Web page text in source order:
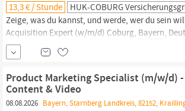
13,3 € / Stunde HUK-COBURG
Zeige, was du kannst, und werde, wer du sein
Acquisition Expert (w/m/d) Coburg, Bayern,
Beschäftigungsart Vollzeit Wochenarbeitszeit 38
Befristungsart Unbefristet Besetzungsstart ab
kannst du dich freuen Verantwortung des
Prozesses von der Stellenausschreibung bis zur
Product Marketing Specialist (m/w/d)
Content & Video
08.08.2026 Bayern, Starnberg Landkreis, 82152,